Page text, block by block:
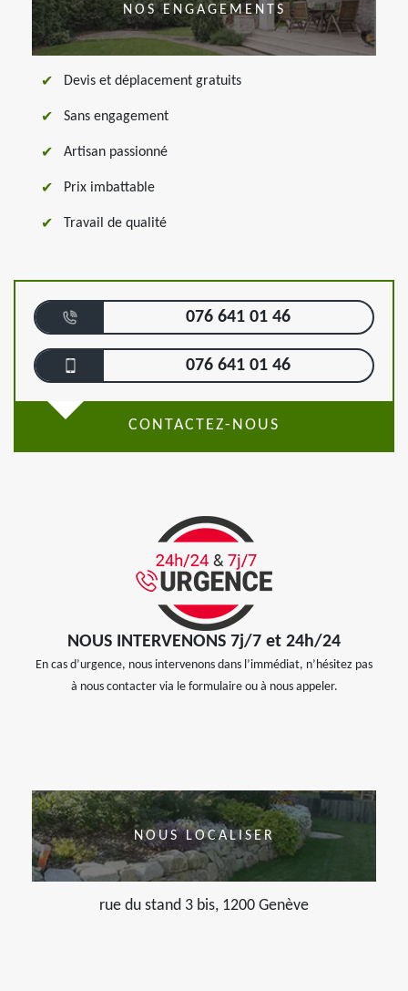
NOS ENGAGEMENTS
Devis et déplacement gratuits
Sans engagement
Artisan passionné
Prix imbattable
Travail de qualité
076 641 01 46
076 641 01 46
CONTACTEZ-NOUS
NOUS INTERVENONS 7j/7 et 24h/24
En cas d’urgence, nous intervenons dans l’immédiat, n’hésitez pas
à nous contacter via le formulaire ou à nous appeler.
NOUS LOCALISER
rue du stand 3 bis, 1200 Genève